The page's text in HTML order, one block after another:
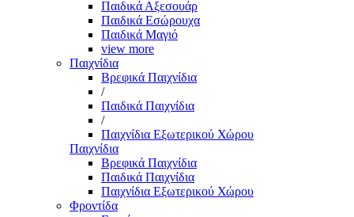
Παιδικά Αξεσουάρ
Παιδικά Εσώρουχα
Παιδικά Μαγιό
view more
Παιχνίδια
Βρεφικά Παιχνίδια
/
Παιδικά Παιχνίδια
/
Παιχνίδια Εξωτερικού Χώρου
Παιχνίδια
Βρεφικά Παιχνίδια
Παιδικά Παιχνίδια
Παιχνίδια Εξωτερικού Χώρου
Φροντίδα